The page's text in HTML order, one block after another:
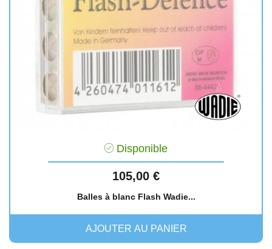
Disponible
Prix
105,00 €
Balles à blanc Flash Wadie...
AJOUTER AU PANIER